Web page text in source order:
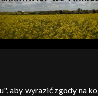
aby wyrazić zgody na